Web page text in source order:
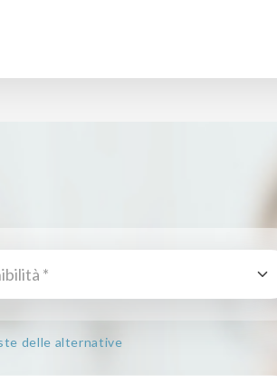
delle alternative